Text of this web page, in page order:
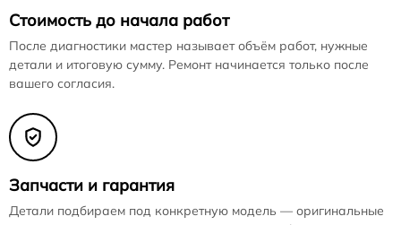
Стоимость до начала работ
После диагностики мастер называет объём работ, нужные
детали и итоговую сумму. Ремонт начинается только после
вашего согласия.
Запчасти и гарантия
Детали подбираем под конкретную модель — оригинальные